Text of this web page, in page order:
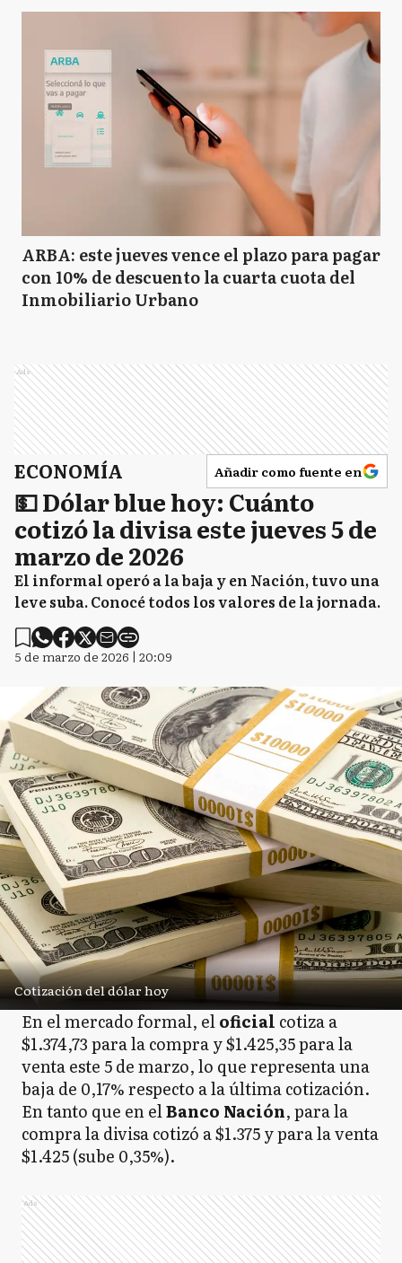
ARBA: este jueves vence el plazo para pagar
con 10% de descuento la cuarta cuota del
Inmobiliario Urbano
Ads
ECONOMÍA Añadir como fuente en
💵 Dólar blue hoy: Cuánto
cotizó la divisa este jueves 5 de
marzo de 2026
El informal operó a la baja y en Nación, tuvo una
leve suba. Conocé todos los valores de la jornada.
5 de marzo de 2026 | 20:09
Cotización del dólar hoy
En el mercado formal, eloficial cotiza a
$1.374,73 para la compra y $1.425,35 para la
venta este 5 de marzo, lo que representa una
baja de 0,17% respecto a la última cotización.
En tanto que en elBanco Nación, para la
compra la divisa cotizó a $1.375 y para la venta
$1.425 (sube 0,35%).
Ads